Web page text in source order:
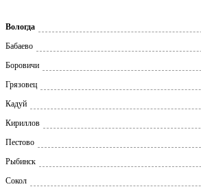
Вологда
Бабаево
Боровичи
Грязовец
Кадуй
Кириллов
Пестово
Рыбинск
Сокол